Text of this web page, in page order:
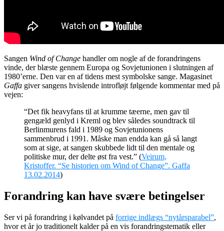
Sangen Wind of Change handler om nogle afde forandringens
vinde, der blæste gennem Europa og Sovjetunionen i slutningen af
1980’erne. Den var en af tidens mest symbolske sange. Magasinet
Gaffa giver sangens hvislende introfløjt følgende kommentar med på
vejen:
“Det fik heavyfans til at krumme tæerne, men gav til
gengæld genlyd i Kreml og blev således soundtrack til
Berlinmurens fald i 1989 og Sovjetunionens
sammenbrud i 1991. Måske man endda kan gå så langt
som at sige, at sangen skubbede lidt til den mentale og
politiske mur, der delte øst fra vest.” (Veirum,
Kristoffer. “Se historien om Wind of Change”. Gaffa
13.02.2014)
Forandring kan have svære betingelser
Ser vi på forandring i kølvandet på forrige indlægs “nytårsparabel”,
hvor et år jo traditionelt kalder på en vis forandringstematik eller